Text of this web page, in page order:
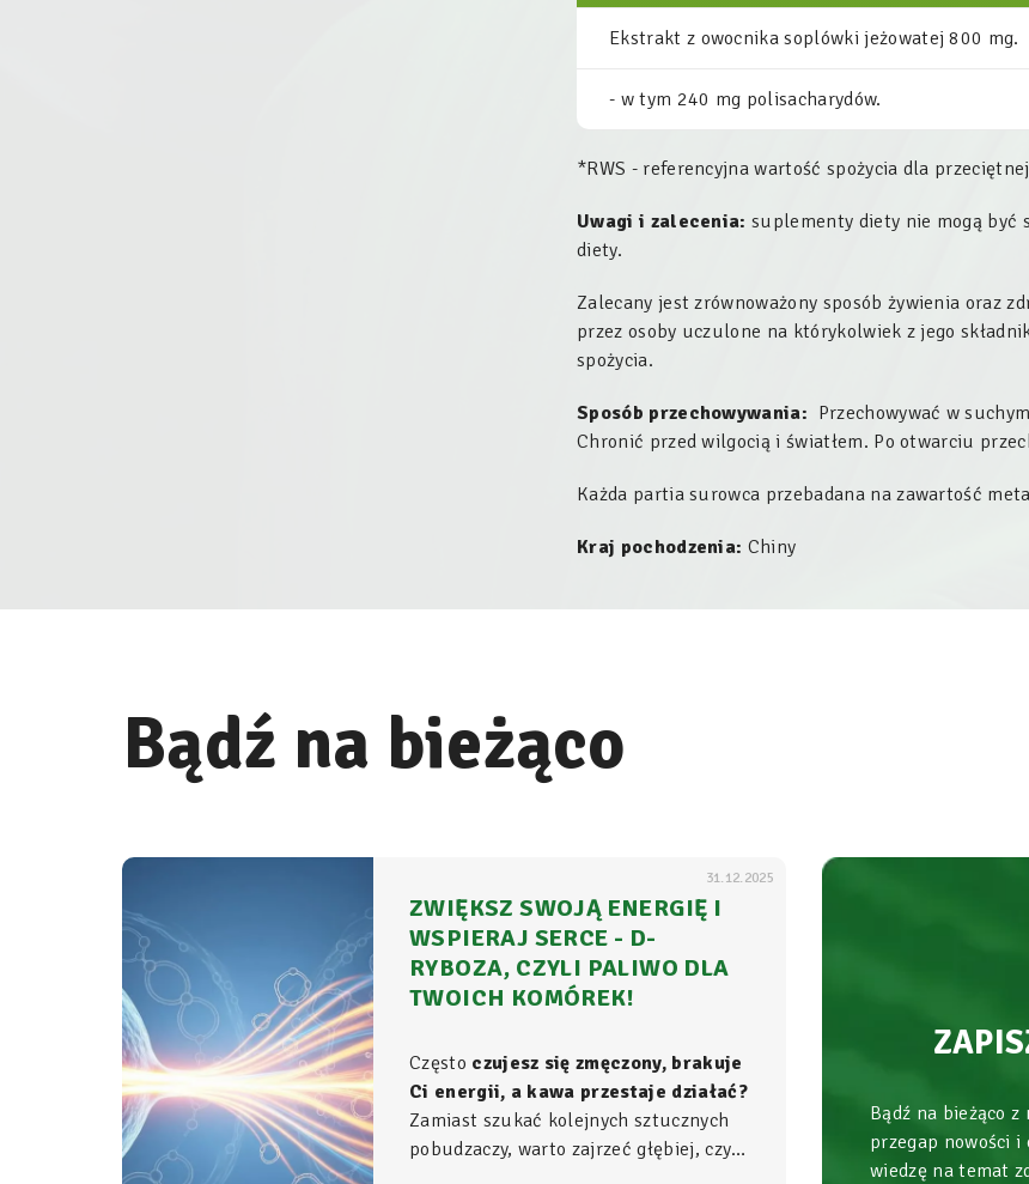
Ekstrakt z owocnika soplówki jeżowatej 800 mg.
- w tym 240 mg polisacharydów.
*RWS - referencyjna wartość spożycia dla
Uwagi i zalecenia: suplementy diety nie mogą być
diety.
Zalecany jest zrównoważony sposób żywienia oraz
przez osoby uczulone na którykolwiek z jego
spożycia.
Sposób przechowywania: Przechowywać w
Chronić przed wilgocią i światłem. Po otwarciu
Każda partia surowca przebadana na zawartość
Kraj pochodzenia: Chiny
Bądź na bieżąco
31.12.2025
ZWIĘKSZ SWOJĄ ENERGIĘ I
WSPIERAJ SERCE - D-
RYBOZA, CZYLI PALIWO DLA
TWOICH KOMÓREK!
Często czujesz się zmęczony, brakuje
Ci energii, a kawa przestaje działać?
Zamiast szukać kolejnych sztucznych
pobudzaczy, warto zajrzeć głębiej, czyli
Bądź na bieżąco
przegap nowości
wiedzę na temat